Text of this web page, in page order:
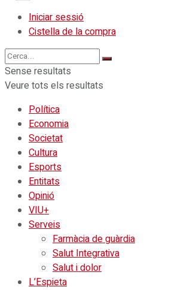
Iniciar sessió
Cistella de la compra
Sense resultats
Veure tots els resultats
Política
Economia
Societat
Cultura
Esports
Entitats
Opinió
VIU+
Serveis
Farmàcia de guàrdia
Salut Integrativa
Salut i dolor
L’Espieta